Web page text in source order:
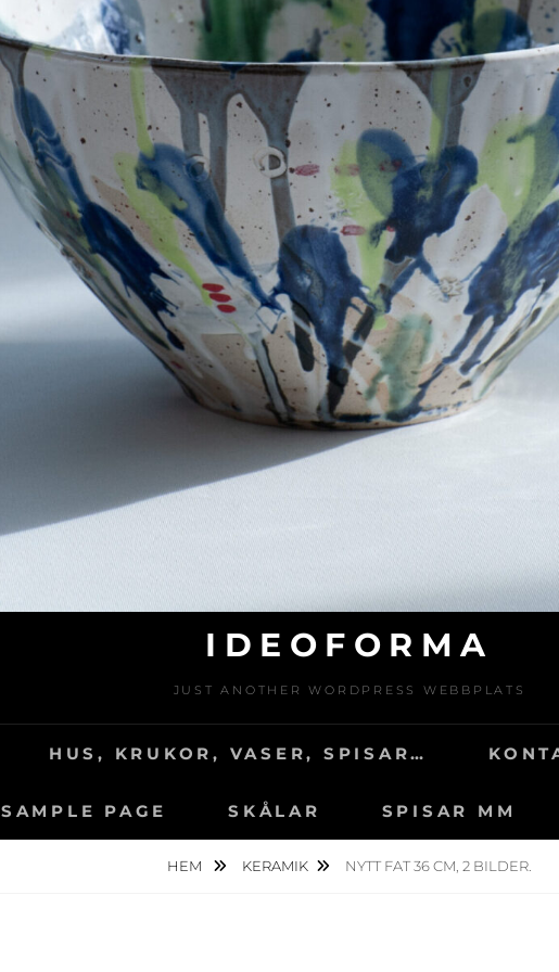
IDEOFORMA
JUST ANOTHER WORDPRESS WEBBPLATS
HUS, KRUKOR, VASER, SPISAR…
SAMPLE PAGE SKÅLAR SPISAR MM
HEM KERAMIK NYTT FAT 36 CM, 2 BILDER.